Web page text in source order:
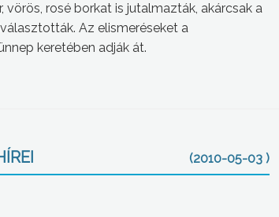
rosé borkat is jutalmazták, akárcsak a
Az elismeréseket a
keretében adják át.
(2010-05-03 )